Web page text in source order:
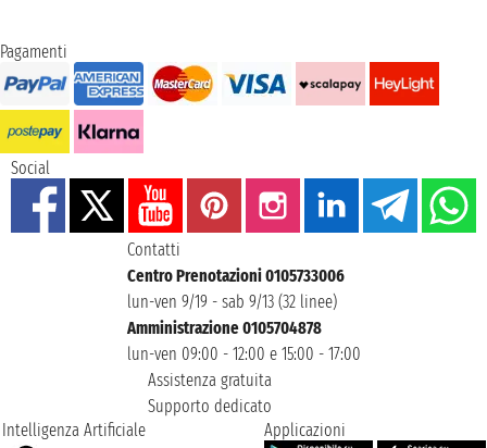
Pagamenti
Social
Contatti
Centro Prenotazioni 0105733006
lun-ven 9/19 - sab 9/13 (32 linee)
Amministrazione 0105704878
lun-ven 09:00 - 12:00 e 15:00 - 17:00
Assistenza gratuita
Supporto dedicato
Intelligenza Artificiale
Applicazioni